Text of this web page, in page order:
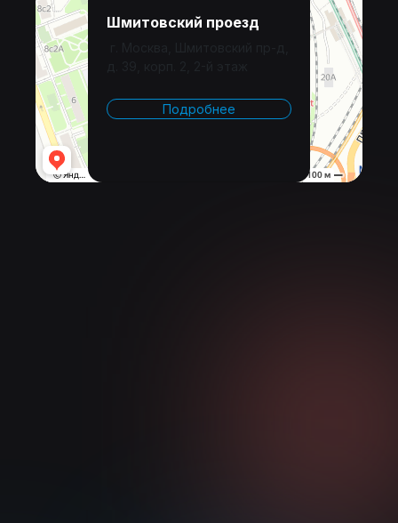
Шмитовский проезд
Подробнее